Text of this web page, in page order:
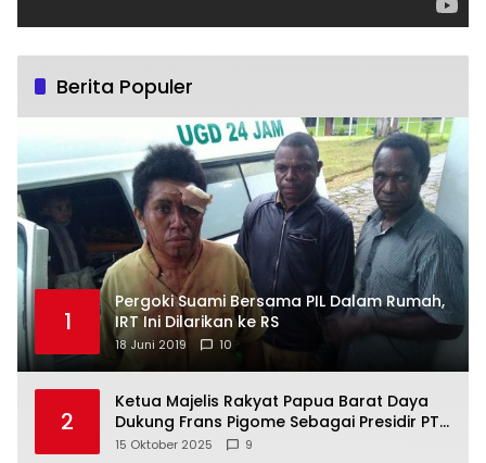
Berita Populer
1
Pergoki Suami Bersama PIL Dalam Rumah,
IRT Ini Dilarikan ke RS
18 Juni 2019 10
2
Ketua Majelis Rakyat Papua Barat Daya
Dukung Frans Pigome Sebagai Presidir PT
Freeport Indonesia
15 Oktober 2025 9